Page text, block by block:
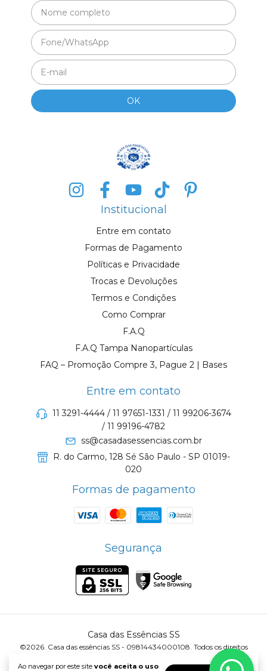
Ao navegar por este site você aceita o uso
Institucional
Entre em contato
Formas de Pagamento
Políticas e Privacidade
Trocas e Devoluções
Termos e Condições
Como Comprar
F.A.Q
F.A.Q Tampa Nanopartículas
FAQ – Promoção Compre 3, Pague 2 | Bases
Entre em contato
11 3291-4444 / 11 97651-1331 / 11 99206-3674
/ 11 99196-4782
ss@casadasessencias.com.br
R. do Carmo, 128 Sé São Paulo - SP 01019-
020
Formas de pagamento
Segurança
Casa das Essências SS
©2026. Casa das essências SS - 09814434000108. Todos os direitos